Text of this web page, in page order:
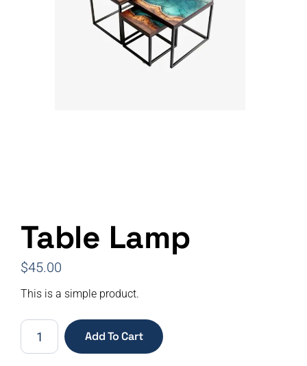
Table Lamp
$45.00
This is a simple product.
Add To Cart